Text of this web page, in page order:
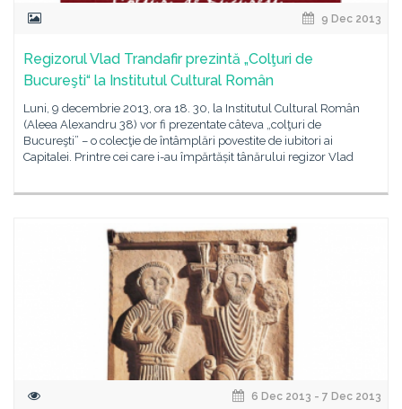
9 Dec 2013
Regizorul Vlad Trandafir prezintă „Colţuri de
Bucureşti“ la Institutul Cultural Român
Luni, 9 decembrie 2013, ora 18. 30, la Institutul Cultural Român
(Aleea Alexandru 38) vor fi prezentate câteva „colţuri de
Bucureşti” – o colecţie de întâmplări povestite de iubitori ai
Capitalei. Printre cei care i-au împărtășit tânărului regizor Vlad
6 Dec 2013 - 7 Dec 2013